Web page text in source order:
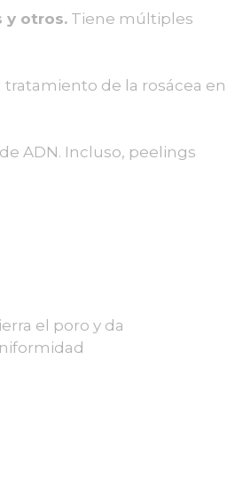
y otros. Tiene múltiples
de la rosácea en
ADN. Incluso, peelings
el poro y da